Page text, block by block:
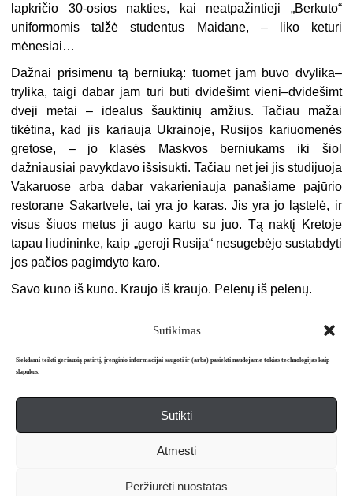
Sutikimas
Siekdami teikti geriausią patirtį, įrenginio informacijai saugoti ir (arba) pasiekti naudojame tokias technologijas kaip
slapukus.
Sutikti
Atmesti
Peržiūrėti nuostatas
lapkričio 30-osios nakties, kai neatpažintieji „Berkuto“
uniformomis talžė studentus Maidane, – liko keturi
mėnesiai…
Dažnai prisimenu tą berniuką: tuomet jam buvo dvylika–
trylika, taigi dabar jam turi būti dvidešimt vieni–dvidešimt
dveji metai – idealus šauktinių amžius. Tačiau mažai
tikėtina, kad jis kariauja Ukrainoje, Rusijos kariuomenės
gretose, – jo klasės Maskvos berniukams iki šiol
dažniausiai pavykdavo išsisukti. Tačiau net jei jis studijuoja
Vakaruose arba dabar vakarieniauja panašiame pajūrio
restorane Sakartvele, tai yra jo karas. Jis yra jo ląstelė, ir
visus šiuos metus ji augo kartu su juo. Tą naktį Kretoje
tapau liudininke, kaip „geroji Rusija“ nesugebėjo sustabdyti
jos pačios pagimdyto karo.
Savo kūno iš kūno. Kraujo iš kraujo. Pelenų iš pelenų.